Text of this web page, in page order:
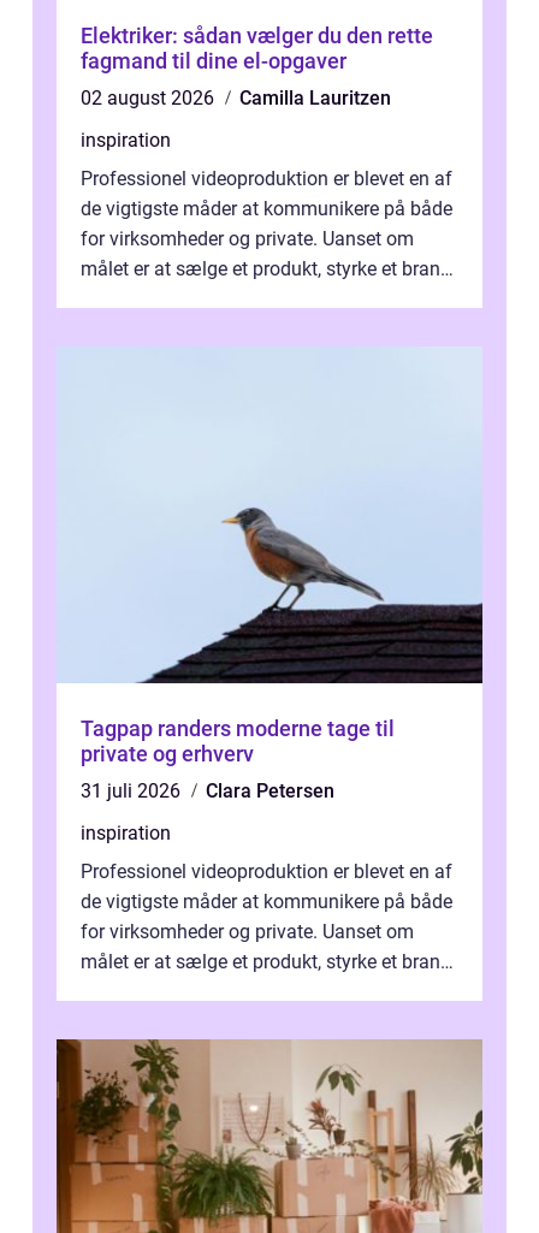
Elektriker: sådan vælger du den rette
fagmand til dine el-opgaver
02 august 2026
Camilla Lauritzen
inspiration
Professionel videoproduktion er blevet en af
de vigtigste måder at kommunikere på både
for virksomheder og private. Uanset om
målet er at sælge et produkt, styrke et brand,
Tagpap randers moderne tage til
private og erhverv
31 juli 2026
Clara Petersen
inspiration
Professionel videoproduktion er blevet en af
de vigtigste måder at kommunikere på både
for virksomheder og private. Uanset om
målet er at sælge et produkt, styrke et brand,